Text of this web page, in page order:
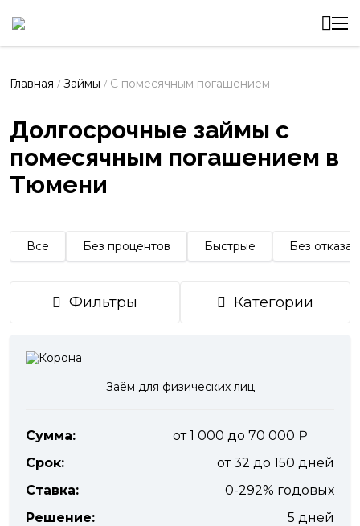
Главная / Займы / С помесячным погашением
Долгосрочные займы с
помесячным погашением в
Тюмени
Все Без процентов Быстрые Без отказа
Фильтры Категории
Заём для физических лиц
Сумма:
от 1 000 до 70 000
Срок:
от 32 до 150 дней
Ставка:
0-292% годовых
Решение:
5 дней